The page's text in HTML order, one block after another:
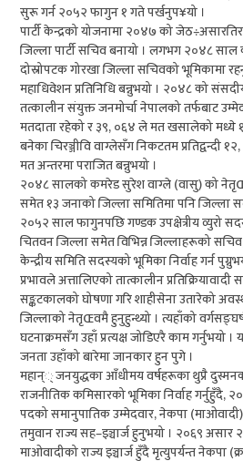
सुरू गर्न २०५२ फागुन १ गते पर्खनुप¥यो ।
पार्टी केन्द्रको योजनामा २०४७ को
जिल्ला पार्टी सचिव बनायो । लगभग २०४८ साल
दोस्रोपटक गोरखा जिल्ला सचिवको भूमिकामा
महाधिवेशन प्रतिनिधि बन्नुभयो । २०४८ को
तत्कालीन संयुक्त जनमोर्चा नेपालको तर्फबाट
मतदाता रहेको र ३९, ०६४ ले मत खसालेको मध्ये
बनेका चिरञ्जीवि वाग्लेसँग निकटतम प्रतिद्वन्दी
मत अन्तरमा पराजित बन्नुभयो ।
२०४८ सालको कमरेड सुरेश वाग्ले (वासु) को
समेत १३ जनाको जिल्ला समितिमा पनि जिल्ला
२०५२ साल फागुनपछि गण्डक उपक्षेत्रीय व्युरो
चितवन जिल्ला समेत विभिन्न जिल्लाहरूको सचिव,
केन्द्रीय समिति सदस्यको भूमिका निर्वाह गर्न
प्रभावले अत्तालिएको तात्कालीन
सङ्कटकालको घोषणा गरि शाहीसेना उतारेको
जिल्लाको नेतृŒवमै हुनुहुन्थ्यो । त्यहाँको
घटनाक्रमसँग उहाँ प्रत्यक्ष जोडिएरै काम
जनता उहाँको बारेमा जानकार हुन पुगे ।
महान्् जनयुद्धका आँधीमय वर्षहरूका थुप्रै
राजनीतिक कमिसारको भूमिका निर्वाह
पदको समानुपातिक उम्मेदवार, नेकपा
तमुवान राज्य सह–इञ्चार्ज हुनुभयो । २०६९ असार
माओवादीको राज्य इञ्चार्ज हुँदै मृत्युपर्यन्त नेकपा